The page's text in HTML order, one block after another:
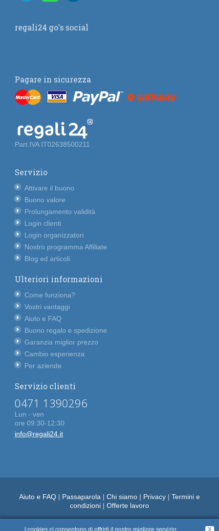
regali24 go's social
Pagare in sicurezza
Part.IVA IT02638500211
Servizio
Attivare il buono
Buono valore
Prolungamento validità
Login clienti
Login organizzatori
Nostro programma Affiliate
Blog ed articoli
Ulteriori informazioni
Come funziona?
Vostri vantaggi
Aiuto e FAQ
Buono regalo e spedizione
Garanzia miglior prezzo
Cambio esperienza
Per aziende
Servizio clienti
0471 1390296
Lun - ven
ore 09:30-12:30
info@regali24.it
Aiuto e FAQ | Passaparola | Chi siamo | Privacy | Termini e
condizioni | Offerte lavoro
X
I cookies ci consentono di offrirti il nostro migliore servizio.